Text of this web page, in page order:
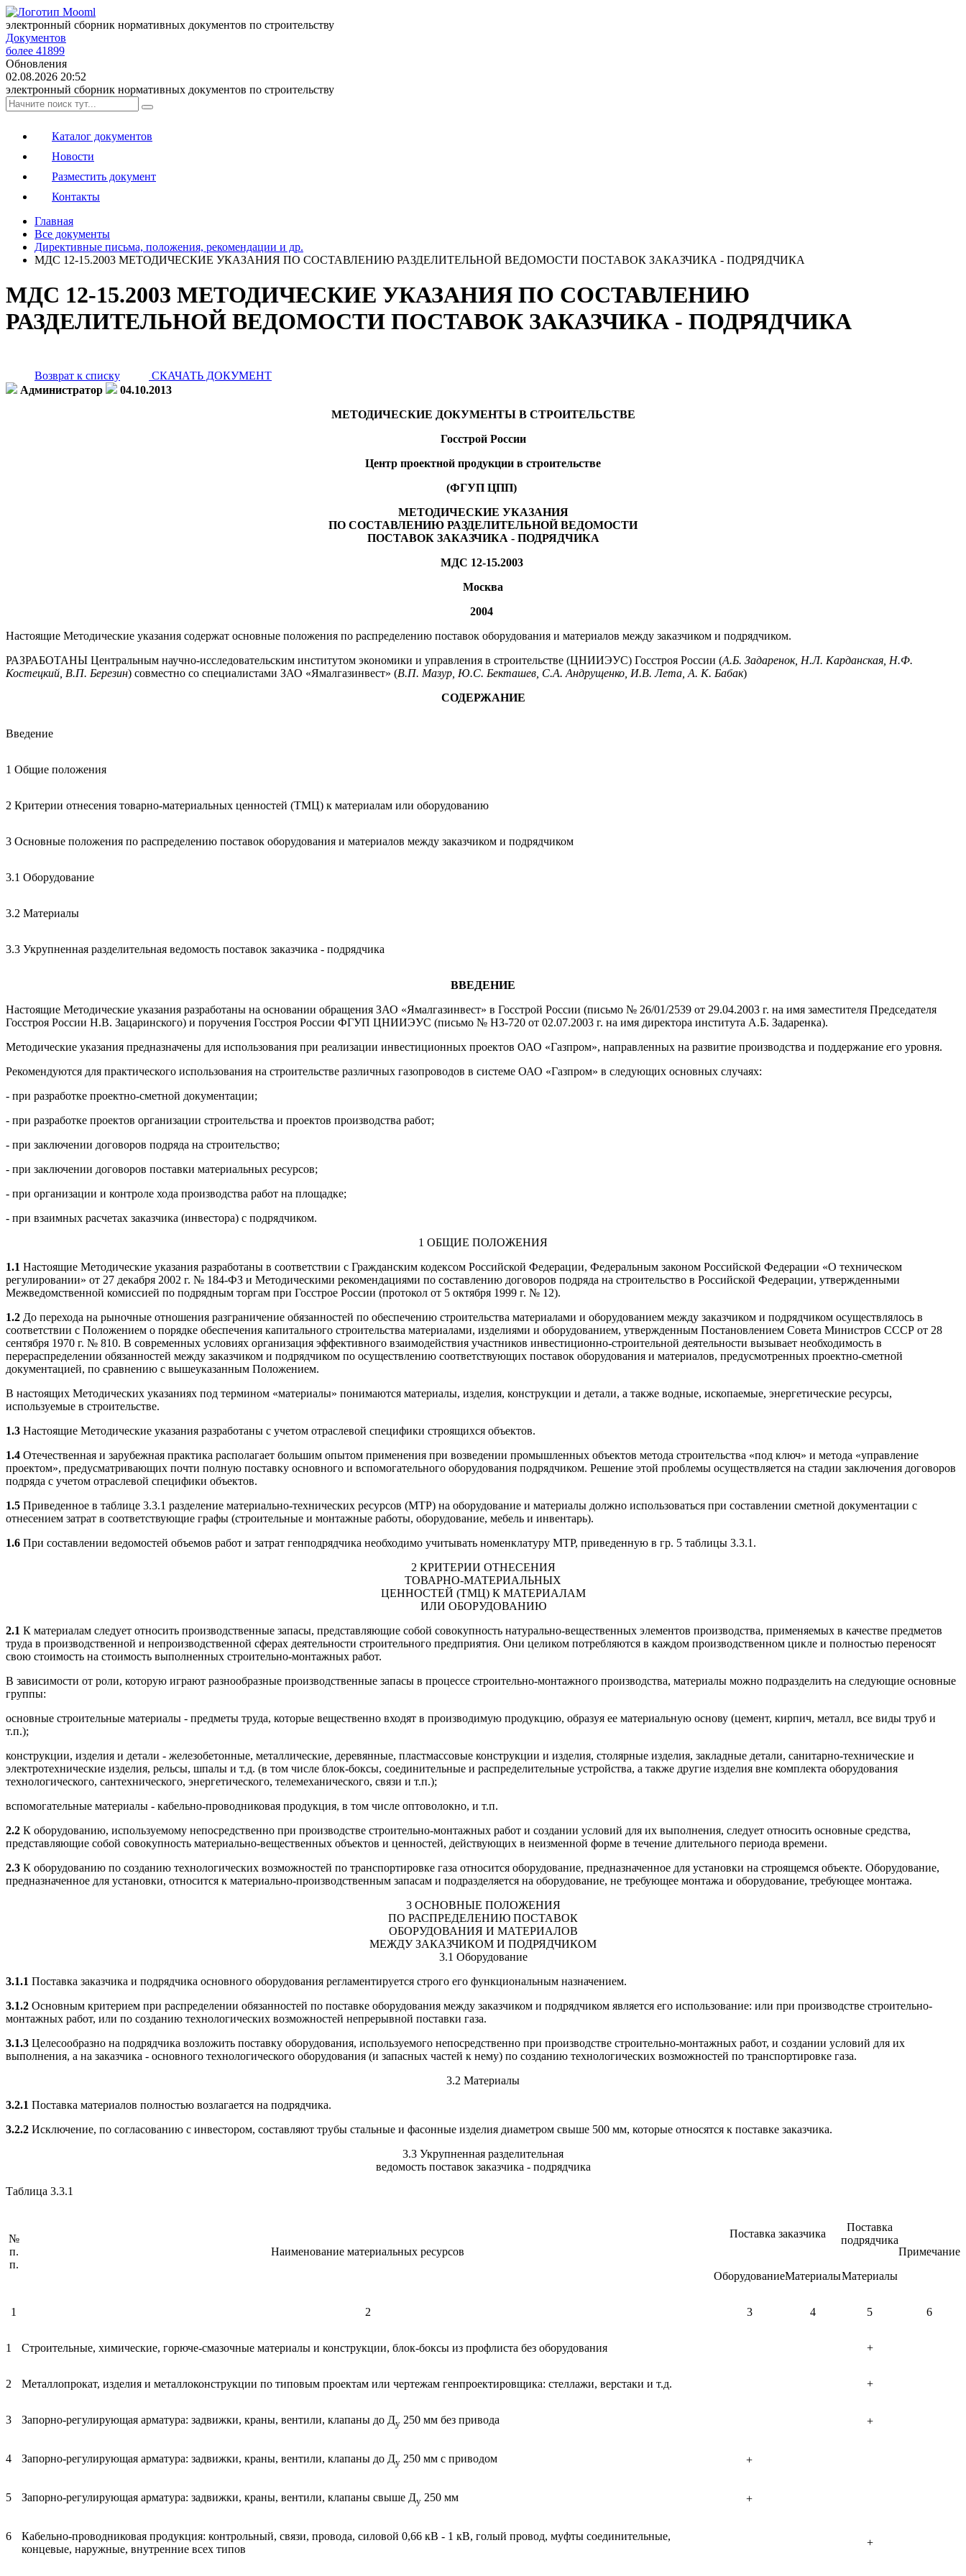
электронный сборник нормативных документов по строительству
Документов
более 41899
Обновления
02.08.2026 20:52
электронный сборник нормативных документов по строительству
Каталог документов
Новости
Разместить документ
Контакты
Главная
Все документы
Директивные письма, положения, рекомендации и др.
МДС 12-15.2003 МЕТОДИЧЕСКИЕ УКАЗАНИЯ ПО СОСТАВЛЕНИЮ РАЗДЕЛИТЕЛЬНОЙ ВЕДОМОСТИ ПОСТАВОК ЗАКАЗЧИКА - ПОДРЯДЧИКА
МДС 12-15.2003 МЕТОДИЧЕСКИЕ УКАЗАНИЯ ПО СОСТАВЛЕНИЮ
РАЗДЕЛИТЕЛЬНОЙ ВЕДОМОСТИ ПОСТАВОК ЗАКАЗЧИКА - ПОДРЯДЧИКА
Возврат к списку
СКАЧАТЬ ДОКУМЕНТ
Администратор
04.10.2013
МЕТОДИЧЕСКИЕ ДОКУМЕНТЫ В СТРОИТЕЛЬСТВЕ
Госстрой России
Центр проектной продукции в строительстве
(ФГУП ЦПП)
МЕТОДИЧЕСКИЕ УКАЗАНИЯ
ПО СОСТАВЛЕНИЮ РАЗДЕЛИТЕЛЬНОЙ ВЕДОМОСТИ
ПОСТАВОК ЗАКАЗЧИКА - ПОДРЯДЧИКА
МДС 12-15.2003
Москва
2004
Настоящие Методические указания содержат основные положения по распределению поставок оборудования и материалов между заказчиком и подрядчиком.
РАЗРАБОТАНЫ Центральным научно-исследовательским институтом экономики и управления в строительстве (ЦНИИЭУС) Госстроя России (А.Б. Задаренок, Н.Л. Карданская, Н.Ф.
Костецкий, В.П. Березин) совместно со специалистами ЗАО «Ямалгазинвест» (В.П. Мазур, Ю.С. Бекташев, С.А. Андрущенко, И.В. Лета, А. К. Бабак)
СОДЕРЖАНИЕ
Введение
1 Общие положения
2 Критерии отнесения товарно-материальных ценностей (ТМЦ) к материалам или оборудованию
3 Основные положения по распределению поставок оборудования и материалов между заказчиком и подрядчиком
3.1 Оборудование
3.2 Материалы
3.3 Укрупненная разделительная ведомость поставок заказчика - подрядчика
ВВЕДЕНИЕ
Настоящие Методические указания разработаны на основании обращения ЗАО «Ямалгазинвест» в Госстрой России (письмо № 26/01/2539 от 29.04.2003 г. на имя заместителя Председателя
Госстроя России Н.В. Зацаринского) и поручения Госстроя России ФГУП ЦНИИЭУС (письмо № НЗ-720 от 02.07.2003 г. на имя директора института А.Б. Задаренка).
Методические указания предназначены для использования при реализации инвестиционных проектов ОАО «Газпром», направленных на развитие производства и поддержание его уровня.
Рекомендуются для практического использования на строительстве различных газопроводов в системе ОАО «Газпром» в следующих основных случаях:
- при разработке проектно-сметной документации;
- при разработке проектов организации строительства и проектов производства работ;
- при заключении договоров подряда на строительство;
- при заключении договоров поставки материальных ресурсов;
- при организации и контроле хода производства работ на площадке;
- при взаимных расчетах заказчика (инвестора) с подрядчиком.
1 ОБЩИЕ ПОЛОЖЕНИЯ
1.1 Настоящие Методические указания разработаны в соответствии с Гражданским кодексом Российской Федерации, Федеральным законом Российской Федерации «О техническом
регулировании» от 27 декабря 2002 г. № 184-ФЗ и Методическими рекомендациями по составлению договоров подряда на строительство в Российской Федерации, утвержденными
Межведомственной комиссией по подрядным торгам при Госстрое России (протокол от 5 октября 1999 г. № 12).
1.2 До перехода на рыночные отношения разграничение обязанностей по обеспечению строительства материалами и оборудованием между заказчиком и подрядчиком осуществлялось в
соответствии с Положением о порядке обеспечения капитального строительства материалами, изделиями и оборудованием, утвержденным Постановлением Совета Министров СССР от 28
сентября 1970 г. № 810. В современных условиях организация эффективного взаимодействия участников инвестиционно-строительной деятельности вызывает необходимость в
перераспределении обязанностей между заказчиком и подрядчиком по осуществлению соответствующих поставок оборудования и материалов, предусмотренных проектно-сметной
документацией, по сравнению с вышеуказанным Положением.
В настоящих Методических указаниях под термином «материалы» понимаются материалы, изделия, конструкции и детали, а также водные, ископаемые, энергетические ресурсы,
используемые в строительстве.
1.3 Настоящие Методические указания разработаны с учетом отраслевой специфики строящихся объектов.
1.4 Отечественная и зарубежная практика располагает большим опытом применения при возведении промышленных объектов метода строительства «под ключ» и метода «управление
проектом», предусматривающих почти полную поставку основного и вспомогательного оборудования подрядчиком. Решение этой проблемы осуществляется на стадии заключения договоров
подряда с учетом отраслевой специфики объектов.
1.5 Приведенное в таблице 3.3.1 разделение материально-технических ресурсов (МТР) на оборудование и материалы должно использоваться при составлении сметной документации с
отнесением затрат в соответствующие графы (строительные и монтажные работы, оборудование, мебель и инвентарь).
1.6 При составлении ведомостей объемов работ и затрат генподрядчика необходимо учитывать номенклатуру МТР, приведенную в гр. 5 таблицы 3.3.1.
2 КРИТЕРИИ ОТНЕСЕНИЯ
ТОВАРНО-МАТЕРИАЛЬНЫХ
ЦЕННОСТЕЙ (ТМЦ) К МАТЕРИАЛАМ
ИЛИ ОБОРУДОВАНИЮ
2.1 К материалам следует относить производственные запасы, представляющие собой совокупность натурально-вещественных элементов производства, применяемых в качестве предметов
труда в производственной и непроизводственной сферах деятельности строительного предприятия. Они целиком потребляются в каждом производственном цикле и полностью переносят
свою стоимость на стоимость выполненных строительно-монтажных работ.
В зависимости от роли, которую играют разнообразные производственные запасы в процессе строительно-монтажного производства, материалы можно подразделить на следующие основные
группы:
основные строительные материалы - предметы труда, которые вещественно входят в производимую продукцию, образуя ее материальную основу (цемент, кирпич, металл, все виды труб и
т.п.);
конструкции, изделия и детали - железобетонные, металлические, деревянные, пластмассовые конструкции и изделия, столярные изделия, закладные детали, санитарно-технические и
электротехнические изделия, рельсы, шпалы и т.д. (в том числе блок-боксы, соединительные и распределительные устройства, а также другие изделия вне комплекта оборудования
технологического, сантехнического, энергетического, телемеханического, связи и т.п.);
вспомогательные материалы - кабельно-проводниковая продукция, в том числе оптоволокно, и т.п.
2.2 К оборудованию, используемому непосредственно при производстве строительно-монтажных работ и создании условий для их выполнения, следует относить основные средства,
представляющие собой совокупность материально-вещественных объектов и ценностей, действующих в неизменной форме в течение длительного периода времени.
2.3 К оборудованию по созданию технологических возможностей по транспортировке газа относится оборудование, предназначенное для установки на строящемся объекте. Оборудование,
предназначенное для установки, относится к материально-производственным запасам и подразделяется на оборудование, не требующее монтажа и оборудование, требующее монтажа.
3 ОСНОВНЫЕ ПОЛОЖЕНИЯ
ПО РАСПРЕДЕЛЕНИЮ ПОСТАВОК
ОБОРУДОВАНИЯ И МАТЕРИАЛОВ
МЕЖДУ ЗАКАЗЧИКОМ И ПОДРЯДЧИКОМ
3.1 Оборудование
3.1.1 Поставка заказчика и подрядчика основного оборудования регламентируется строго его функциональным назначением.
3.1.2 Основным критерием при распределении обязанностей по поставке оборудования между заказчиком и подрядчиком является его использование: или при производстве строительно-
монтажных работ, или по созданию технологических возможностей непрерывной поставки газа.
3.1.3 Целесообразно на подрядчика возложить поставку оборудования, используемого непосредственно при производстве строительно-монтажных работ, и создании условий для их
выполнения, а на заказчика - основного технологического оборудования (и запасных частей к нему) по созданию технологических возможностей по транспортировке газа.
3.2 Материалы
3.2.1 Поставка материалов полностью возлагается на подрядчика.
3.2.2 Исключение, по согласованию с инвестором, составляют трубы стальные и фасонные изделия диаметром свыше 500 мм, которые относятся к поставке заказчика.
3.3 Укрупненная разделительная
ведомость поставок заказчика - подрядчика
Таблица 3.3.1
№
п.
п.
Наименование материальных ресурсов
Поставка заказчика
Поставка
подрядчика
Примечание
ОборудованиеМатериалыМатериалы
1 2 3 4 5 6
1 Строительные, химические, горюче-смазочные материалы и конструкции, блок-боксы из профлиста без оборудования +
2 Металлопрокат, изделия и металлоконструкции по типовым проектам или чертежам генпроектировщика: стеллажи, верстаки и т.д. +
3 Запорно-регулирующая арматура: задвижки, краны, вентили, клапаны до Ду 250 мм без привода +
4 Запорно-регулирующая арматура: задвижки, краны, вентили, клапаны до Ду 250 мм с приводом +
5 Запорно-регулирующая арматура: задвижки, краны, вентили, клапаны свыше Ду 250 мм +
6
Кабельно-проводниковая продукция: контрольный, связи, провода, силовой 0,66 кВ - 1 кВ, голый провод, муфты соединительные,
концевые, наружные, внутренние всех типов
+